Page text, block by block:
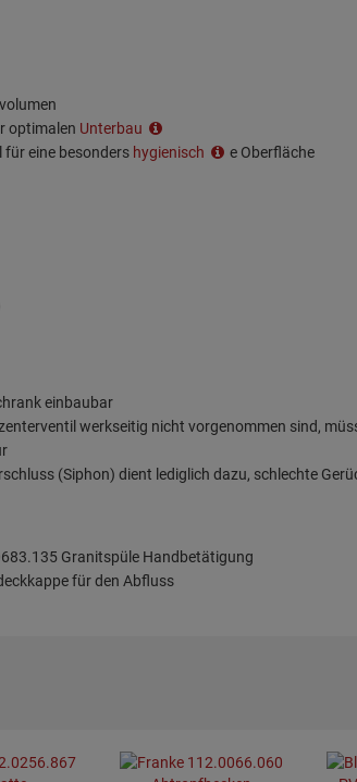
optimalen Unterbau
für eine besonders hygienisch
e Oberfläche
einbaubar
werkseitig nicht vorgenommen sind,
(Siphon) dient lediglich dazu, schlechte
Granitspüle Handbetätigung
für den Abfluss